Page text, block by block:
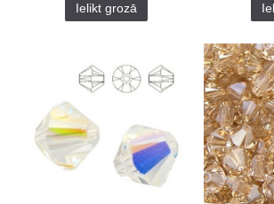
Ielikt grozā